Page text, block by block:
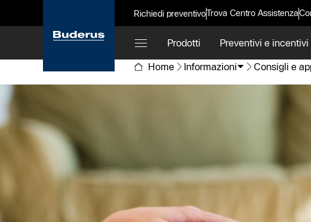
Richiedi preventivoTrova Centro Assistenza
Prodotti Preventivi e
Home
Informazioni Consigli e